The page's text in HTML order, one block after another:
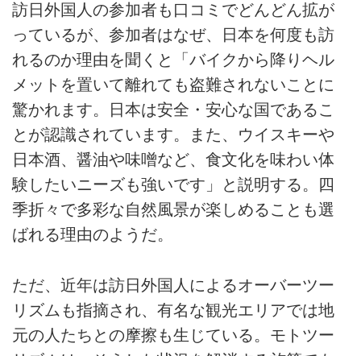
訪日外国人の参加者も口コミでどんどん拡が
っているが、参加者はなぜ、日本を何度も訪
れるのか理由を聞くと「バイクから降りヘル
メットを置いて離れても盗難されないことに
驚かれます。日本は安全・安心な国であるこ
とが認識されています。また、ウイスキーや
日本酒、醤油や味噌など、食文化を味わい体
験したいニーズも強いです」と説明する。四
季折々で多彩な自然風景が楽しめることも選
ばれる理由のようだ。
ただ、近年は訪日外国人によるオーバーツー
リズムも指摘され、有名な観光エリアでは地
元の人たちとの摩擦も生じている。モトツー